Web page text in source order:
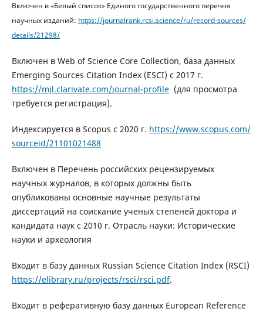
Включен в «Белый список» Единого государственного перечня
научных изданий: https://journalrank.rcsi.science/ru/record-sources/
details/21298/
Включен в Web of Science Core Collection, база данных
Emerging Sources Citation Index (ESCI) с 2017 г.
https://mjl.clarivate.com/journal-profile(для просмотра
требуется регистрация).
Индексируется в Scopus с 2020 г. https://www.scopus.com/
sourceid/21101021488
Включен в Перечень российских рецензируемых
научных журналов, в которых должны быть
опубликованы основные научные результаты
диссертаций на соискание ученых степеней доктора и
кандидата наук с 2010 г. Отрасль науки: Исторические
науки и археология
Входит в базу данных Russian Science Citation Index (RSCI)
https://elibrary.ru/projects/rsci/rsci.pdf.
Входит в реферативную базу данных European Reference